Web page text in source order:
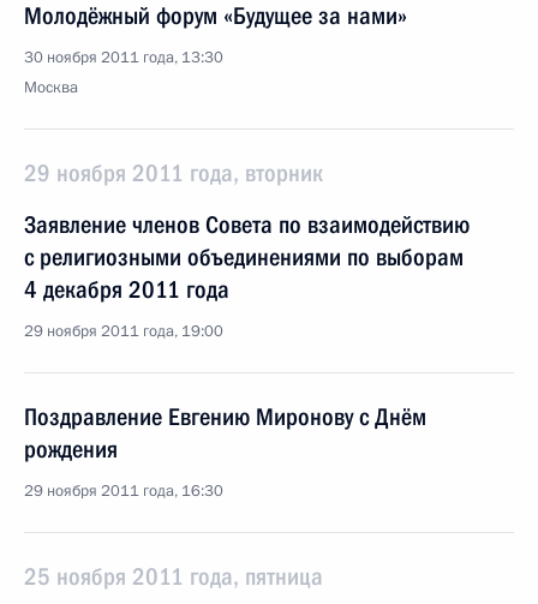
Молодёжный форум «Будущее за нами»
30 ноября 2011 года, 13:30
Москва
29 ноября 2011 года, вторник
Заявление членов Совета по взаимодействию
с религиозными объединениями по выборам
4 декабря 2011 года
29 ноября 2011 года, 19:00
Поздравление Евгению Миронову с Днём
рождения
29 ноября 2011 года, 16:30
25 ноября 2011 года, пятница